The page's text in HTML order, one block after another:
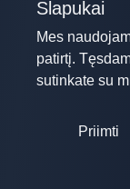
Slapukai
Mes
patirtį.
sutinkate su
Priimti